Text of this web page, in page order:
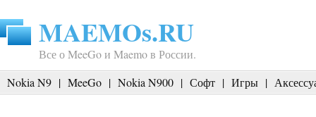
MAEMOs.RU
Все о MeeGo и Maemo в России.
Nokia N9 | MeeGo | Nokia N900 | Софт | Игры |